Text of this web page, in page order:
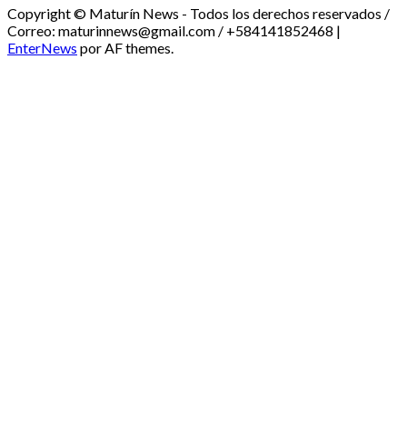
Copyright © Maturín News - Todos los derechos reservados /
Correo: maturinnews@gmail.com / +584141852468 |
EnterNews por AF themes.